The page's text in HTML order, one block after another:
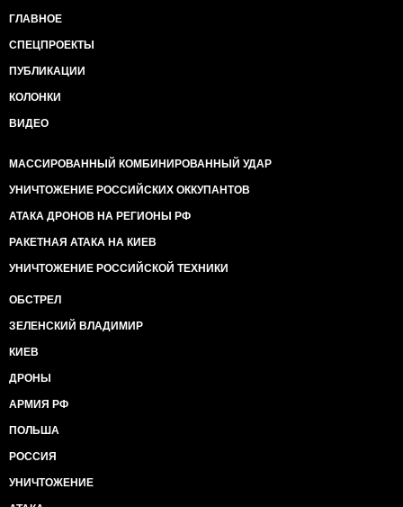
ГЛАВНОЕ
СПЕЦПРОЕКТЫ
ПУБЛИКАЦИИ
КОЛОНКИ
ВИДЕО
МАССИРОВАННЫЙ КОМБИНИРОВАННЫЙ УДАР
УНИЧТОЖЕНИЕ РОССИЙСКИХ ОККУПАНТОВ
АТАКА ДРОНОВ НА РЕГИОНЫ РФ
РАКЕТНАЯ АТАКА НА КИЕВ
УНИЧТОЖЕНИЕ РОССИЙСКОЙ ТЕХНИКИ
ОБСТРЕЛ
ЗЕЛЕНСКИЙ ВЛАДИМИР
КИЕВ
ДРОНЫ
АРМИЯ РФ
ПОЛЬША
РОССИЯ
УНИЧТОЖЕНИЕ